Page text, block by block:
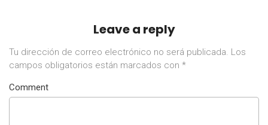
Leave a reply
Tu dirección de correo electrónico no será publicada. Los
campos obligatorios están marcados con *
Comment